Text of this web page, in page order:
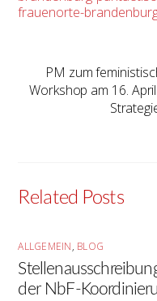
frauenorte-
PM zum
Workshop am 16.
Related Posts
ALLGEMEIN, BLOG
der NbF-